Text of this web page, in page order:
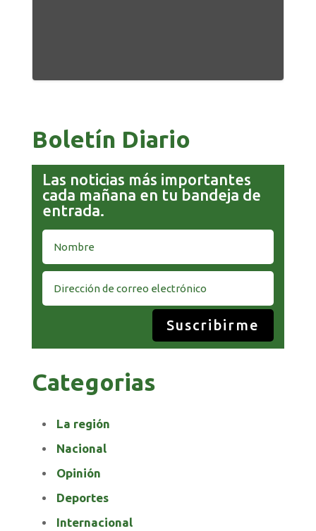
Boletín Diario
Las noticias más importantes
cada mañana en tu bandeja de
entrada.
Suscribirme
Categorias
La región
Nacional
Opinión
Deportes
Internacional